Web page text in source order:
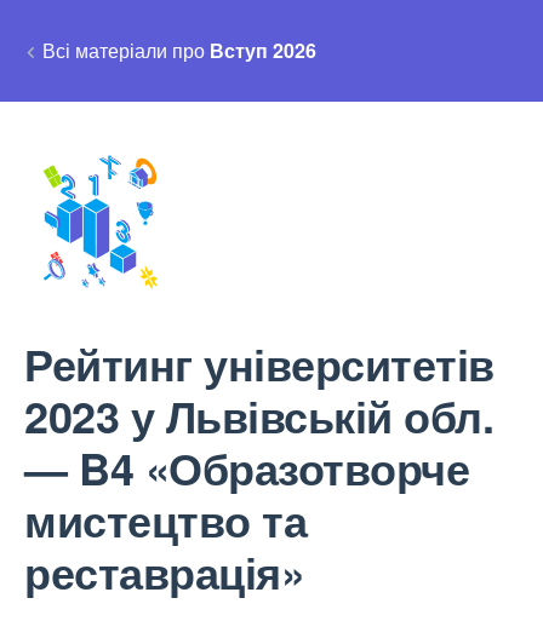
Всі матеріали про Вступ 2026
Рейтинг університетів
2023 у Львівській обл.
— B4 «Образотворче
мистецтво та
реставрація»